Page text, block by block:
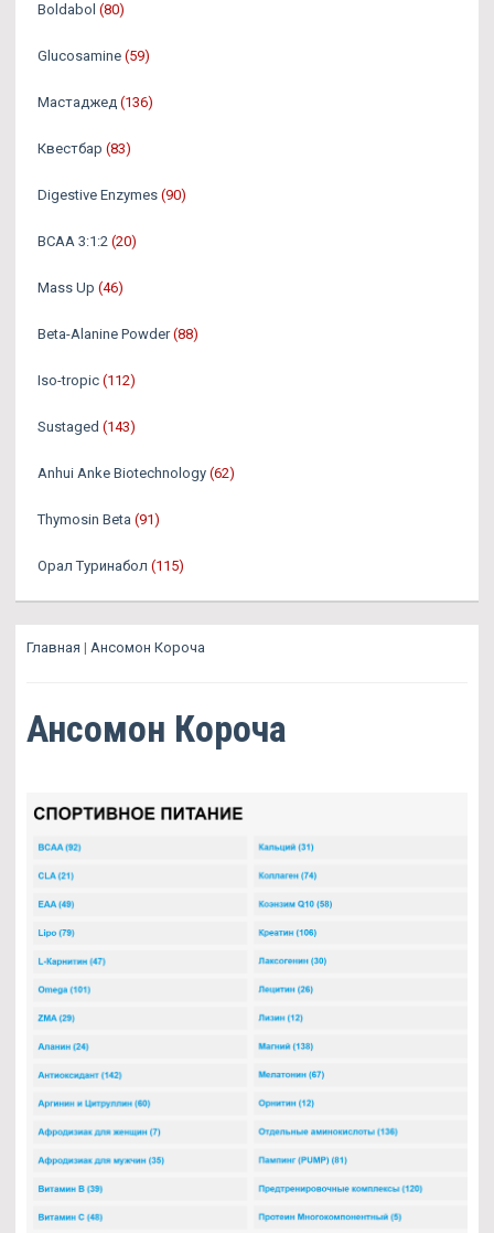
Boldabol (80)
Glucosamine (59)
Мастаджед (136)
Квестбар (83)
Digestive Enzymes (90)
BCAA 3:1:2 (20)
Mass Up (46)
Beta-Alanine Powder (88)
Iso-tropic (112)
Sustaged (143)
Anhui Anke Biotechnology (62)
Thymosin Beta (91)
Орал Туринабол (115)
Главная | Ансомон Короча
Ансомон Короча